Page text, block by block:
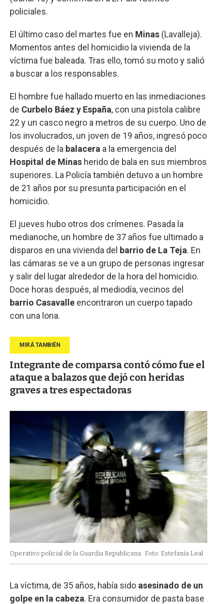
policiales.
El último caso del martes fue en Minas (Lavalleja).
Momentos antes del homicidio la vivienda de la
víctima fue baleada. Tras ello, tomó su moto y salió
a buscar a los responsables.
El hombre fue hallado muerto en las inmediaciones
de Curbelo Báez y España, con una pistola calibre
22 y un casco negro a metros de su cuerpo. Uno de
los involucrados, un joven de 19 años, ingresó poco
después de la balacera a la emergencia del
Hospital de Minas herido de bala en sus miembros
superiores. La Policía también detuvo a un hombre
de 21 años por su presunta participación en el
homicidio.
El jueves hubo otros dos crímenes. Pasada la
medianoche, un hombre de 37 años fue ultimado a
disparos en una vivienda del barrio de La Teja. En
las cámaras se ve a un grupo de personas ingresar
y salir del lugar alrededor de la hora del homicidio.
Doce horas después, al mediodía, vecinos del
barrio Casavalle encontraron un cuerpo tapado
con una lona.
Integrante de comparsa contó cómo fue el
ataque a balazos que dejó con heridas
graves a tres espectadoras
Operativo policial de la Guardia Republicana. Foto: Estefanía Leal
La víctima, de 35 años, había sido asesinado de un
golpe en la cabeza. Era consumidor de pasta base